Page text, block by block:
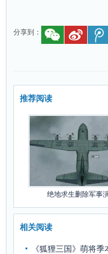
分享到：
推荐阅读
绝地求生删除军事
相关阅读
《狐狸三国》萌将季